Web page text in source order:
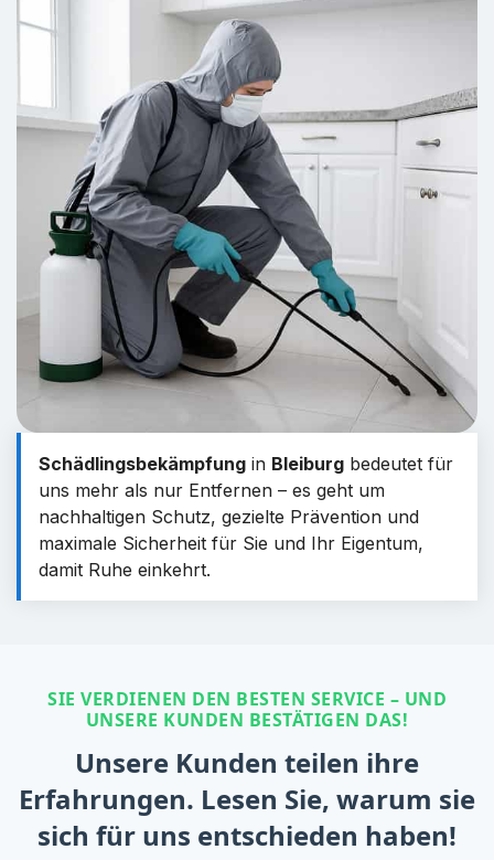
Schädlingsbekämpfung in Bleiburg bedeutet für
uns mehr als nur Entfernen – es geht um
nachhaltigen Schutz, gezielte Prävention und
maximale Sicherheit für Sie und Ihr Eigentum,
damit Ruhe einkehrt.
SIE VERDIENEN DEN BESTEN SERVICE – UND
UNSERE KUNDEN BESTÄTIGEN DAS!
Unsere Kunden teilen ihre
Erfahrungen. Lesen Sie, warum sie
sich für uns entschieden haben!